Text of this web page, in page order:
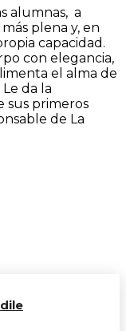
alumnas, a
plena y, en
capacidad.
con elegancia,
el alma de
da la
sus primeros
de La